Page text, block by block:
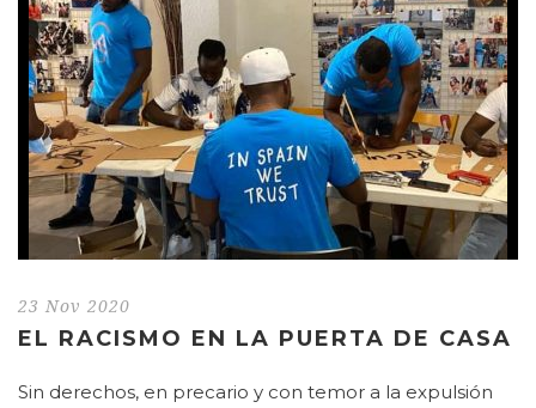
23 Nov 2020
EL RACISMO EN LA PUERTA DE CASA
Sin derechos, en precario y con temor a la expulsión